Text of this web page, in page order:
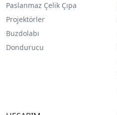
Paslanmaz Çelik Çıpa
Projektörler
Buzdolabı
Dondurucu